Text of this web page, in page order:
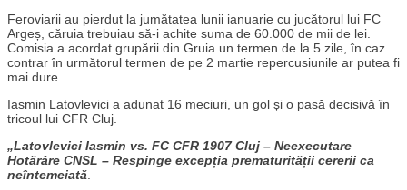
Feroviarii au pierdut la jumătatea lunii ianuarie cu jucătorul lui FC
Argeș, căruia trebuiau să-i achite suma de 60.000 de mii de lei.
Comisia a acordat grupării din Gruia un termen de la 5 zile, în caz
contrar în următorul termen de pe 2 martie repercusiunile ar putea fi
mai dure.
Iasmin Latovlevici a adunat 16 meciuri, un gol și o pasă decisivă în
tricoul lui CFR Cluj.
„Latovlevici Iasmin vs. FC CFR 1907 Cluj – Neexecutare
Hotărâre CNSL – Respinge excepția prematurității cererii ca
neîntemeiată